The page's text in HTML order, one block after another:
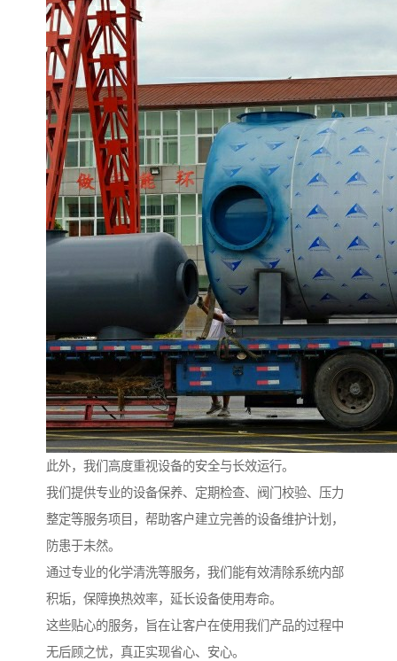
此外，我们高度重视设备的安全与长效运行。
我们提供专业的设备保养、定期检查、阀门校验、压力
整定等服务项目，帮助客户建立完善的设备维护计划，
防患于未然。
通过专业的化学清洗等服务，我们能有效清除系统内部
积垢，保障换热效率，延长设备使用寿命。
这些贴心的服务，旨在让客户在使用我们产品的过程中
无后顾之忧，真正实现省心、安心。